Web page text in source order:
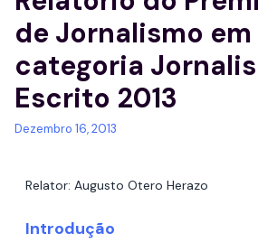
de Jornalismo em
categoria
Escrito 2013
Dezembro 16, 2013
Relator: Augusto Otero Herazo
Introdução